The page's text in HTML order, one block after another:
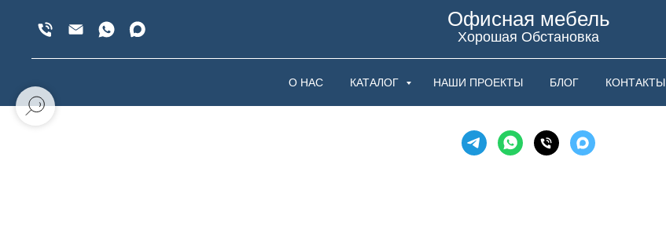
Офисная мебель
Хорошая Обстановка
О НАС КАТАЛОГ НАШИ ПРОЕКТЫ БЛОГ КОНТАКТЫ